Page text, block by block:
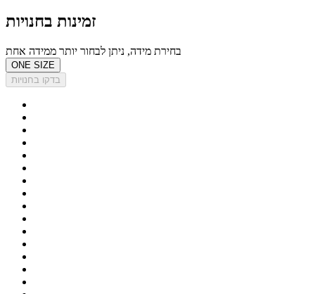
זמינות בחנויות
בחירת מידה, ניתן לבחור יותר ממידה אחת
ONE SIZE
בדקו בחנויות